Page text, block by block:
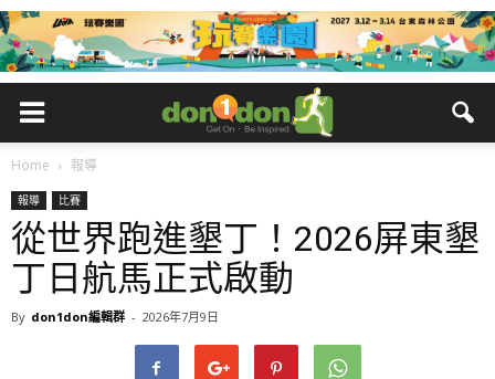
Home 報導
報導 比賽
從世界跑進墾丁！2026屏東墾
丁日航馬正式啟動
By don1don編輯群 - 2026年7月9日